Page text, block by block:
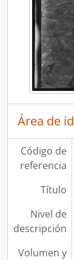
Área de
Código de
referencia
Título
Nivel de
descripción
Volumen y